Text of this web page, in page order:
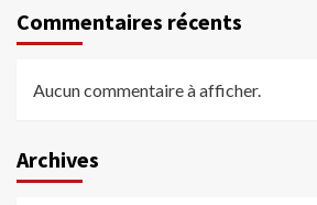
Commentaires récents
Aucun commentaire à afficher.
Archives